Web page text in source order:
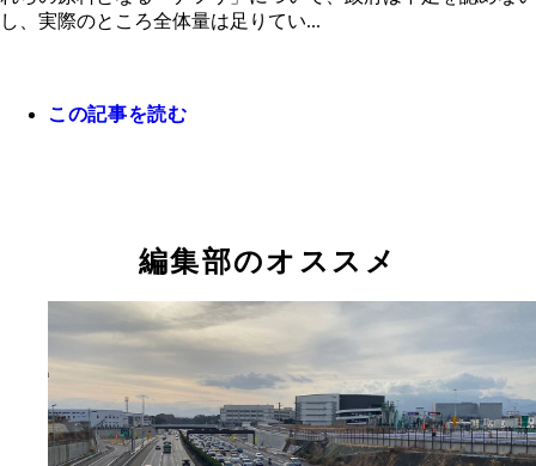
高市早苗首相は調達先の多角化などで、ナフサを
化学製品の国内供給は「年を越えて継続できる見
し、実際のところ全体量は足りてい...
この記事を読む
編集部のオススメ